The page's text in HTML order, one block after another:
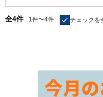
も安心の実践的な資料で
全4件 1件〜4件 チェックを